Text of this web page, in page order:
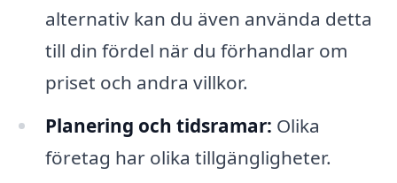
alternativ kan du även använda detta
till din fördel när du förhandlar om
priset och andra villkor.
Planering och tidsramar: Olika
företag har olika tillgängligheter.